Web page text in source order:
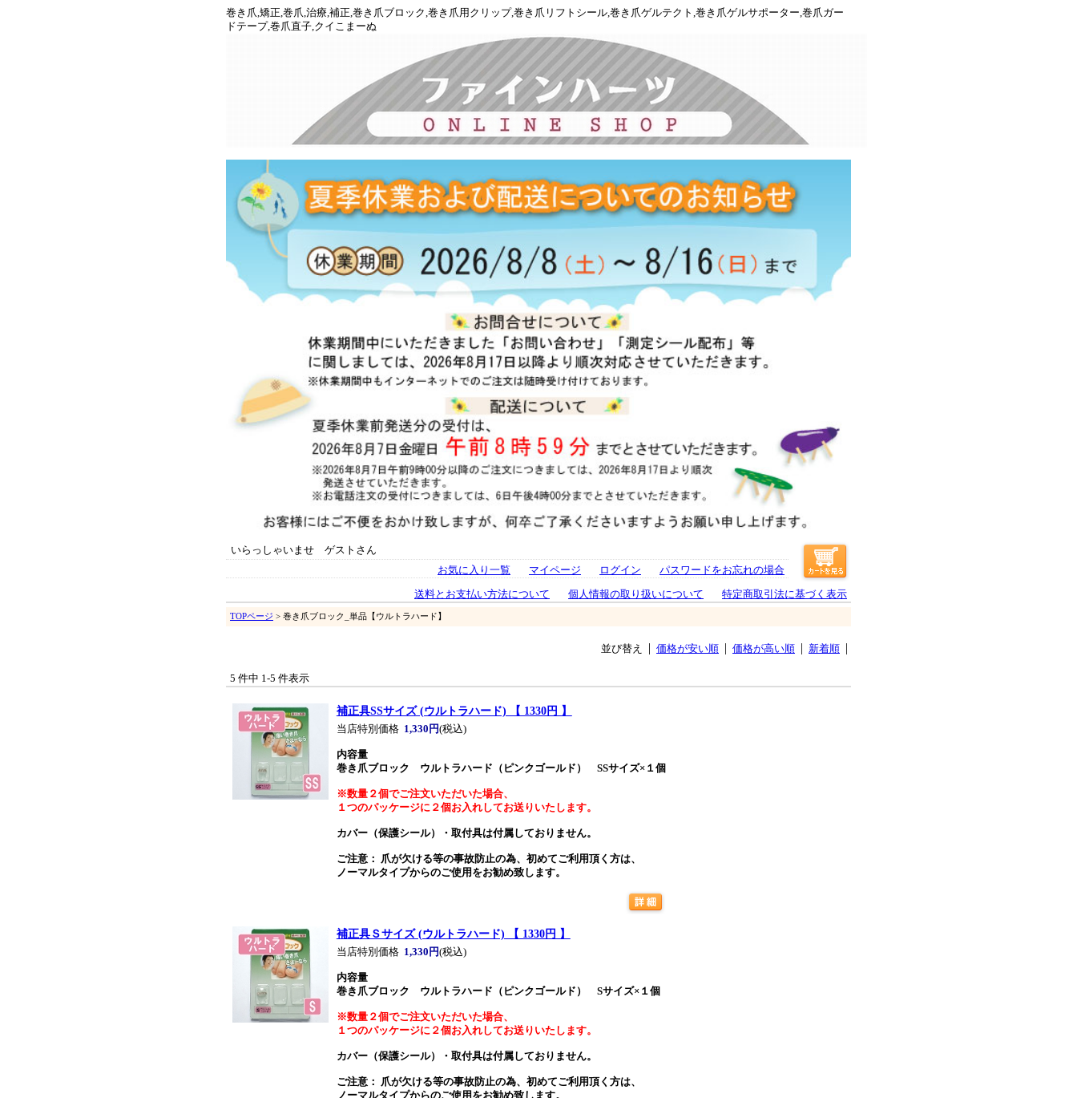
巻き爪,矯正,巻爪,治療,補正,巻き爪ブロック,巻き爪用クリップ,巻き爪リフトシール,巻き爪ゲルテクト,巻き爪ゲルサポーター,巻爪ガー
ドテープ,巻爪直子,クイこまーぬ
いらっしゃいませ ゲストさん
お気に入り一覧
マイページ ログイン パスワードをお忘れの場合
送料とお支払い方法について 個人情報の取り扱いについて 特定商取引法に基づく表示
TOPページ > 巻き爪ブロック_単品【ウルトラハード】
並び替え 価格が安い順 価格が高い順 新着順
5 件中 1-5 件表示
補正具SSサイズ (ウルトラハード) 【 1330円 】
当店特別価格 1,330円(税込)
内容量
巻き爪ブロック ウルトラハード（ピンクゴールド） SSサイズ×１個
※数量２個でご注文いただいた場合、
１つのパッケージに２個お入れしてお送りいたします。
カバー（保護シール）・取付具は付属しておりません。
ご注意： 爪が欠ける等の事故防止の為、初めてご利用頂く方は、
ノーマルタイプからのご使用をお勧め致します。
補正具Ｓサイズ (ウルトラハード) 【 1330円 】
当店特別価格 1,330円(税込)
内容量
巻き爪ブロック ウルトラハード（ピンクゴールド） Sサイズ×１個
※数量２個でご注文いただいた場合、
１つのパッケージに２個お入れしてお送りいたします。
カバー（保護シール）・取付具は付属しておりません。
ご注意： 爪が欠ける等の事故防止の為、初めてご利用頂く方は、